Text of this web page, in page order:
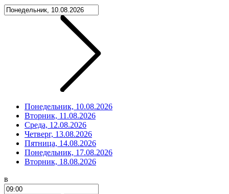
Понедельник, 10.08.2026
Вторник, 11.08.2026
Среда, 12.08.2026
Четверг, 13.08.2026
Пятница, 14.08.2026
Понедельник, 17.08.2026
Вторник, 18.08.2026
в